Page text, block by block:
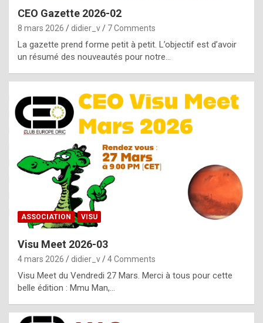
g
e
n
u
i
n
e
R
o
p
l
c
CEO Gazette 2026-02
8 mars 2026 didier_v 7 Comments
La gazette prend forme petit à petit. L’objectif est d’avoir
un résumé des nouveautés pour notre…
ASSOCIATION VISU
Visu Meet 2026-03
4 mars 2026 didier_v 4 Comments
Visu Meet du Vendredi 27 Mars. Merci à tous pour cette
belle édition : Mmu Man,…